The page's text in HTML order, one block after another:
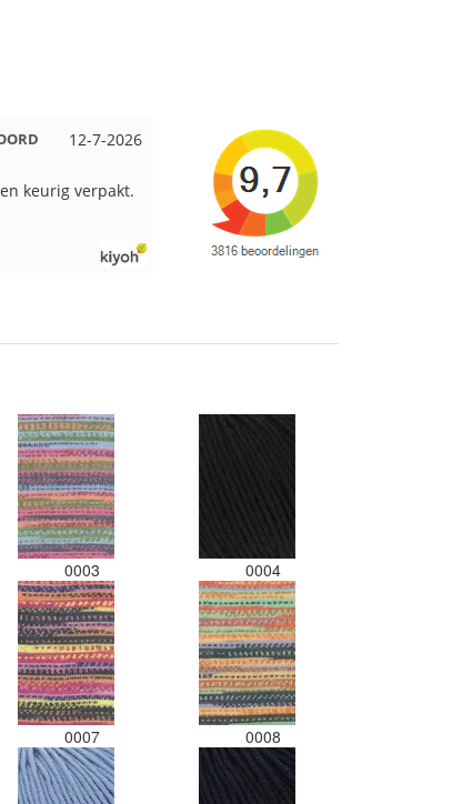
12-7-2026
snelgeleverd
Wendy uit Amsterdam
Ruime keus aan viltwol, mooie
kleuren en goede kwaliteit. Snel
verzonden. Enigste wat ik een
beetje jammer vind is dat alles los
los in een doos gestopt. Geen
uitzoeken welke kleurcode bij
welke bol hoort. Had ook 3x 50
gram zwart besteld maar door de
andere bollen zitten er nu
verschillende kleuren vezels in
het zwart. Dat vind ik erg jammer.
Als ik nu wil nabestellen moet ik
maar hopen dat ik de juiste
kleurcode bij de juiste bol heb
gedaan. Misschien een tip om de
kleuren apart in te pakken met
een sticker welke kleur het is?
Desondanks zou ik deze shop
zeker wel aanbevelen wat betreft
de viltwol. Goede prijs/kwaliteit
verhouding.
0003 0004
0007 0008